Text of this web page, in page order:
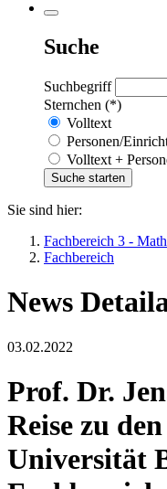
Suche
Suchbegriff
Sternchen (*)
Volltext
Personen/
Volltext +
Sie sind hier:
Fachbereich 3 -
Fachbereich
News
03.02.2022
Prof. Dr.
Reise zu
Universität